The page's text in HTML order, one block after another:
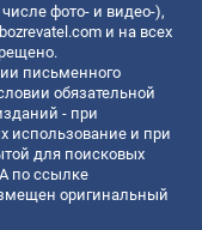
фото- и видео-),
и на всех
письменного
обязательной
- при
использование и при
для поисковых
по ссылке
оригинальный